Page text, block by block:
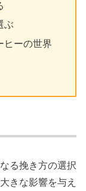
ぶ
ヒーの世界
る挽き方の選択
きな影響を与え